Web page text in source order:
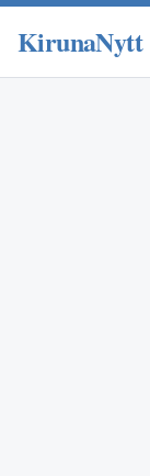
KirunaNytt